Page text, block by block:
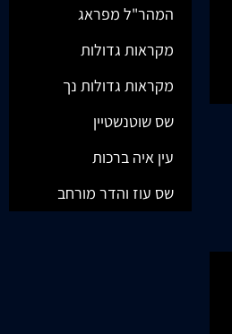
המהר"ל מפראג
מקראות גדולות
מקראות גדולות נך
שס שוטנשטיין
עין איה ברכות
שס עוז והדר מורחב